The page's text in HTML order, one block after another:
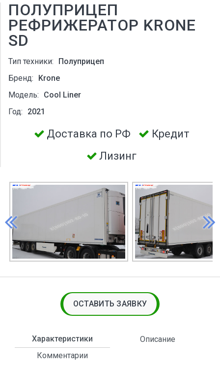
ПОЛУПРИЦЕП
РЕФРИЖЕРАТОР KRONE
SD
Тип техники:
Полуприцеп
Бренд:
Krone
Модель:
Cool Liner
Год:
2021
Доставка по РФ
Кредит
Лизинг
Характеристики
Описание
Комментарии
ОСТАВИТЬ ЗАЯВКУ